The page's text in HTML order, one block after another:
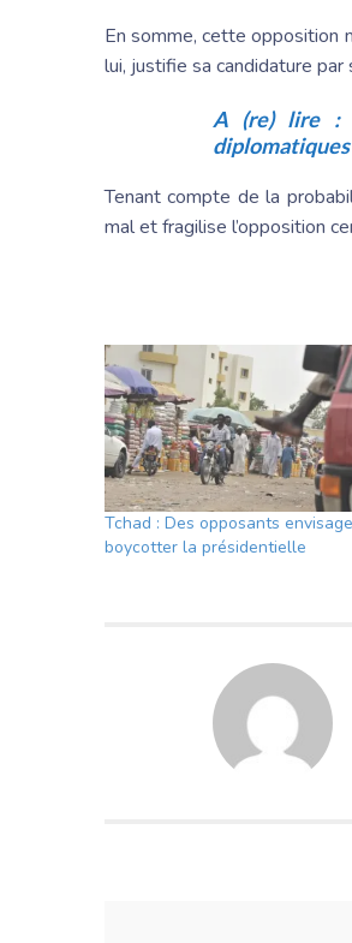
En somme, cette opposition
lui, justifie sa candidature
A (re) lire :
diplomatiques
Tenant compte de la
mal et fragilise l’opposition
Tchad : Des opposants
boycotter la présidentielle